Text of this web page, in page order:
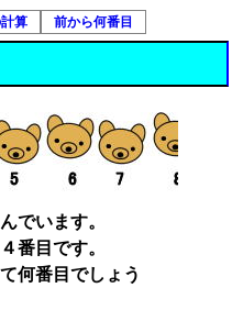
算 前から何番目
でいます。
番目です。
何番目でしょう